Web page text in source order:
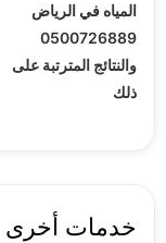
المياه في الرياض
0500726889
والنتائج المترتبة على
ذلك
خدمات أخرى